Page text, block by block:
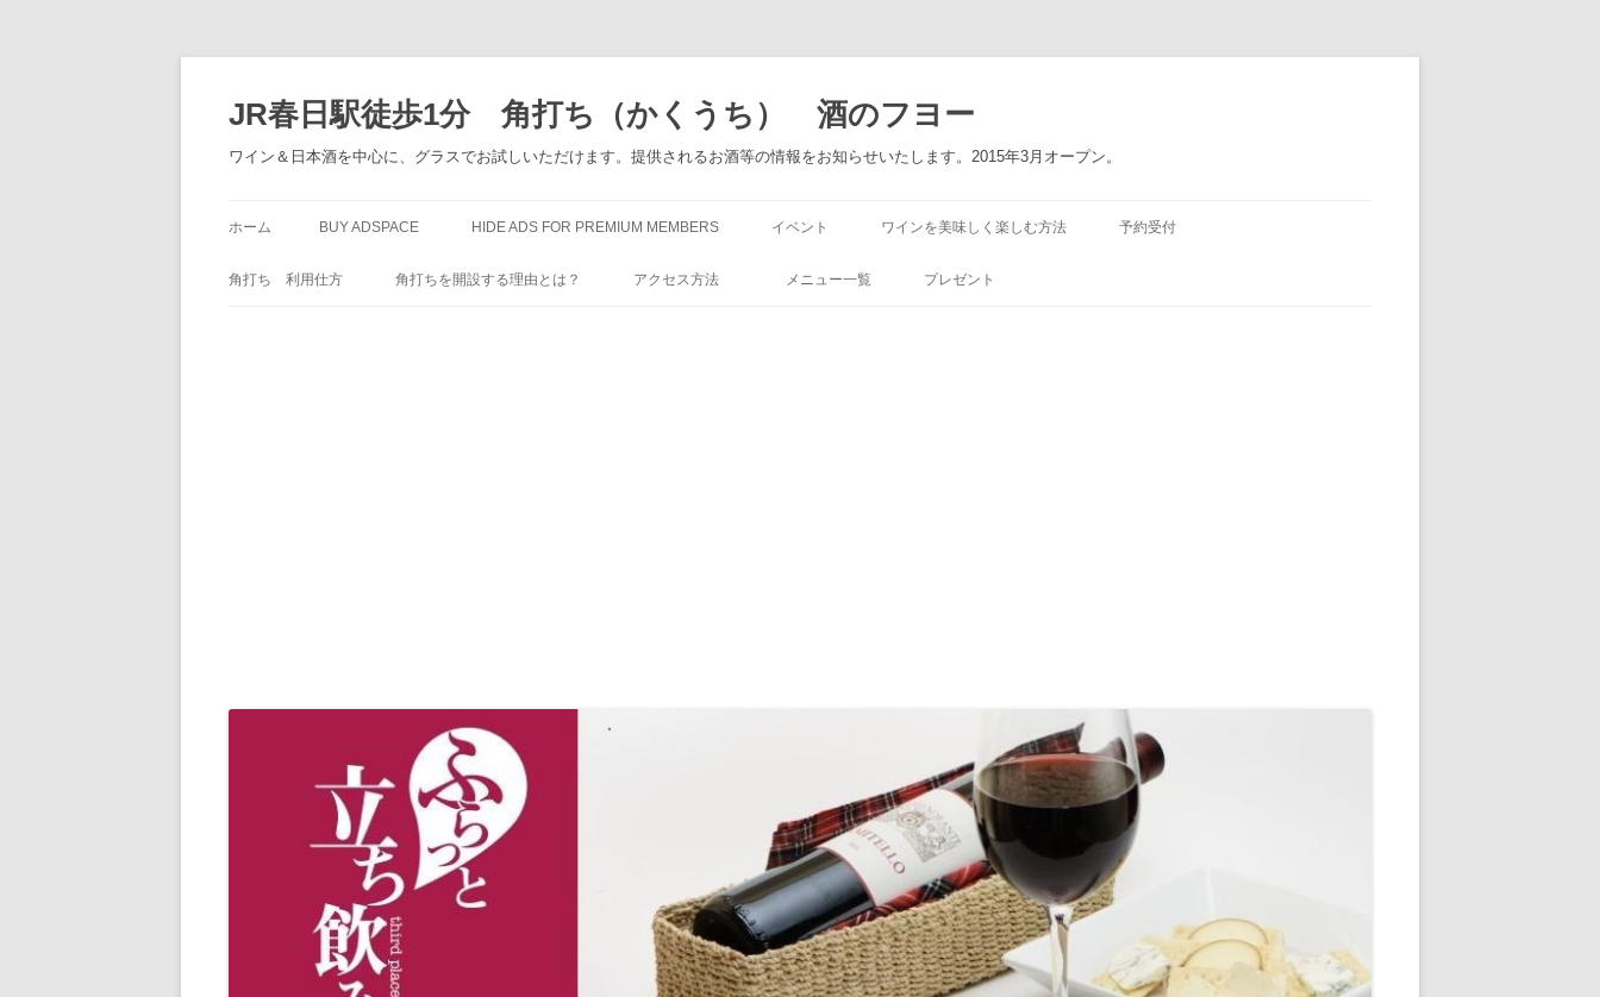
JR春日駅徒歩1分 角打ち（かくうち） 酒のフヨー
ワイン＆日本酒を中心に、グラスでお試しいただけます。提供されるお酒等の情報をお知らせいたします。2015年3月オープン。
ン
ツ
ホーム BUY ADSPACE HIDE ADS FOR PREMIUM MEMBERS イベント ワインを美味しく楽しむ方法 予約受付
角打ち 利用仕方 角打ちを開設する理由とは？ アクセス方法 メニュー一覧 プレゼント